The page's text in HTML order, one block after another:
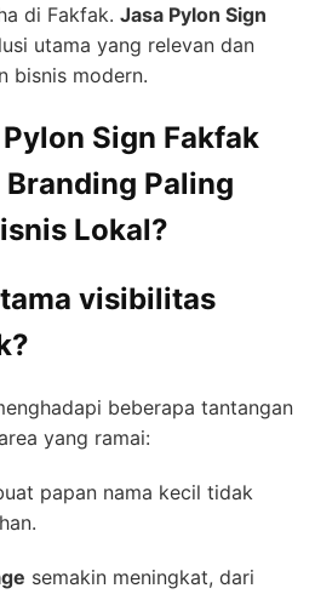
di Fakfak. Jasa Pylon Sign
utama yang relevan dan
bisnis modern.
Sign Fakfak
Paling
Lokal?
visibilitas
beberapa tantangan
yang ramai:
papan nama kecil tidak
semakin meningkat, dari